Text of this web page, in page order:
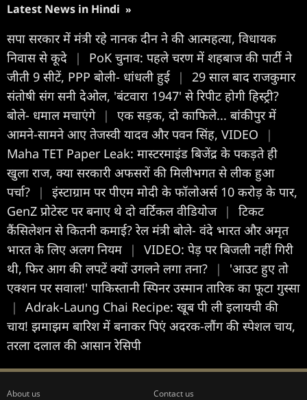
Latest News in Hindi »
सपा सरकार में मंत्री रहे नानक दीन ने की आत्महत्या, विधायक
निवास से कूदे
|
PoK चुनाव: पहले चरण में शहबाज की पार्टी ने
जीती 9 सीटें, PPP बोली- धांधली हुई
|
29 साल बाद राजकुमार
संतोषी संग सनी देओल, 'बंटवारा 1947' से रिपीट होगी हिस्ट्री?
बोले- धमाल मचाएंगे |
एक सड़क, दो काफिले... बांकीपुर में
आमने-सामने आए तेजस्वी यादव और पवन सिंह, VIDEO
|
Maha TET Paper Leak: मास्टरमाइंड बिजेंद्र के पकड़ते ही
खुला राज, क्या सरकारी अफसरों की मिलीभगत से लीक हुआ
पर्चा?
|
इंस्टाग्राम पर पीएम मोदी के फॉलोअर्स 10 करोड़ के पार,
GenZ प्रोटेस्ट पर बनाए थे दो वर्टिकल वीडियोज |
टिकट
कैंसिलेशन से कितनी कमाई? रेल मंत्री बोले- वंदे भारत और अमृत
भारत के लिए अलग नियम
|
VIDEO: पेड़ पर बिजली नहीं गिरी
थी, फिर आग की लपटें क्यों उगलने लगा तना?
|
'आउट हुए तो
एक्शन पर सवाल!' पाकिस्तानी स्पिनर उस्मान तारिक का फूटा गुस्सा
|
Adrak-Laung Chai Recipe: खूब पी ली इलायची की
चाय! झमाझम बारिश में बनाकर पिएं अदरक-लौंग की स्पेशल चाय,
तरला दलाल की आसान रेसिपी
About us Contact us